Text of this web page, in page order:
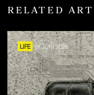
RELATED
LIFE 19. JUNI 2026